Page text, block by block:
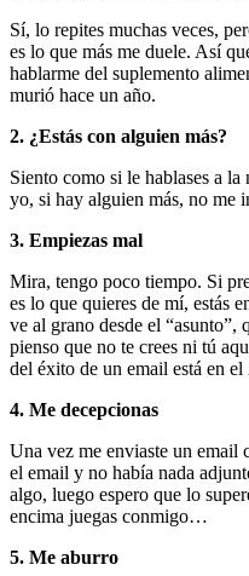
Sí, lo repites muchas veces,
es lo que más me duele. Así
hablarme del suplemento
murió hace un año.
2. ¿Estás con alguien más?
Siento como si le hablases a
yo, si hay alguien más, no me
3. Empiezas mal
Mira, tengo poco tiempo. Si
es lo que quieres de mí, estás
ve al grano desde el “asunto”,
pienso que no te crees ni tú
del éxito de un email está en
4. Me decepcionas
Una vez me enviaste un email
el email y no había nada
algo, luego espero que lo
encima juegas conmigo…
5. Me aburro